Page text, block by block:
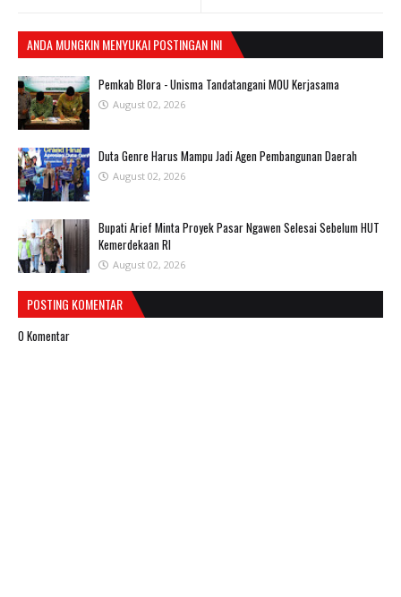
ANDA MUNGKIN MENYUKAI POSTINGAN INI
Pemkab Blora - Unisma Tandatangani MOU Kerjasama
August 02, 2026
Duta Genre Harus Mampu Jadi Agen Pembangunan Daerah
August 02, 2026
Bupati Arief Minta Proyek Pasar Ngawen Selesai Sebelum HUT
Kemerdekaan RI
August 02, 2026
POSTING KOMENTAR
0 Komentar